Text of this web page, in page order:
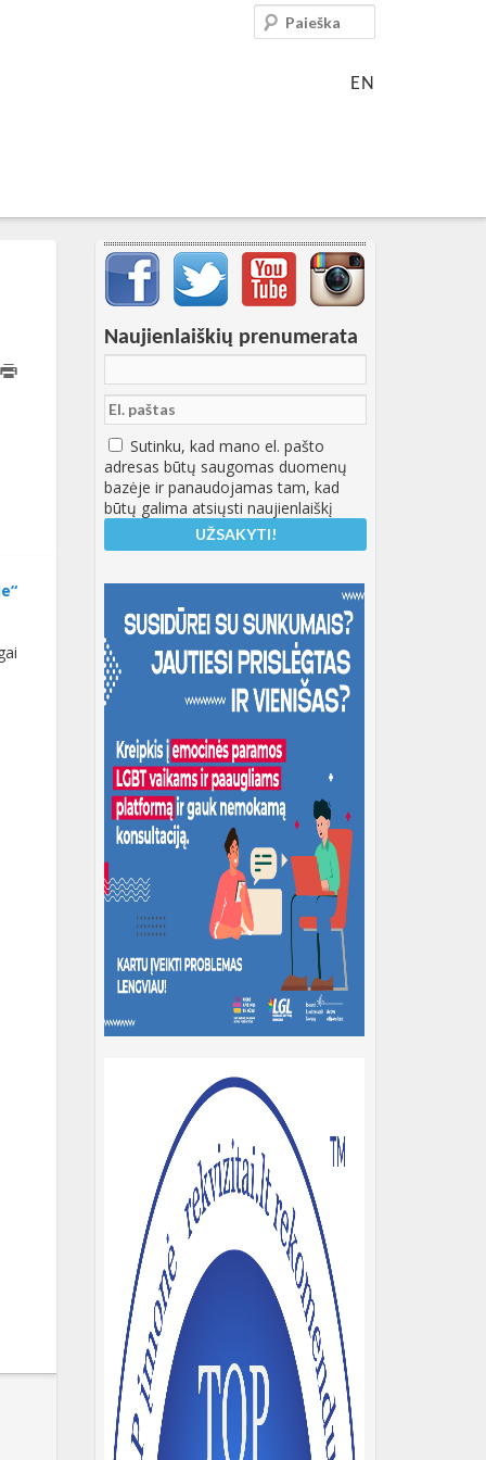
EN
Paieška
Svarbių įrašų meniu
Naujienlaiškių prenumerata
Sutinku, kad mano el. pašto
adresas būtų saugomas duomenų
bazėje ir panaudojamas tam, kad
būtų galima atsiųsti naujienlaiškį